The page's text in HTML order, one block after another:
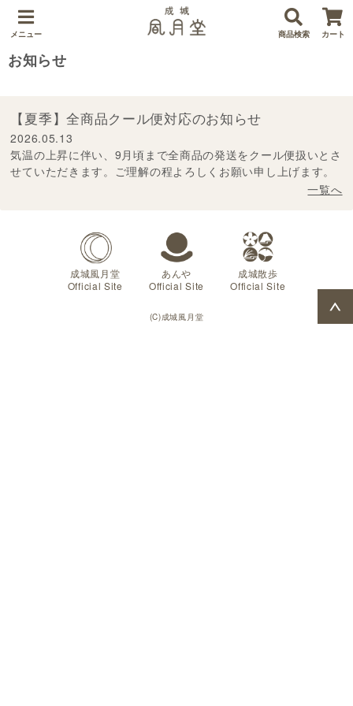
メニュー 商品検索 カート
お知らせ
【夏季】全商品クール便対応のお知らせ
2026.05.13
気温の上昇に伴い、9月頃まで全商品の発送をクール便扱いとさ
せていただきます。ご理解の程よろしくお願い申し上げます。
一覧へ
成城風月堂
Official Site
あんや
Official Site
成城散歩
Official Site
(C)成城風月堂